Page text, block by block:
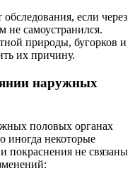
если через
не самоустранился.
природы, бугорков и
их причину.
наружных
половых органах
иногда некоторые
покраснения не связаны